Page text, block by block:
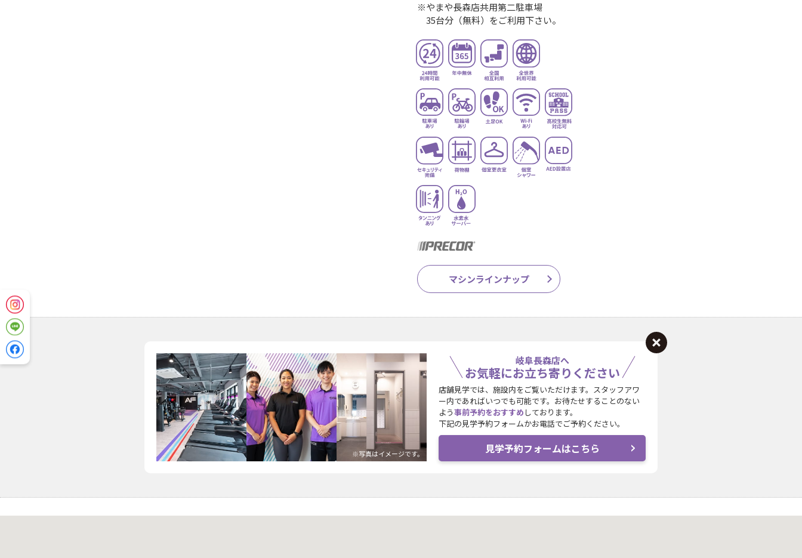
※やまや長森店共用第二駐車場
35台分（無料）をご利用下さい。
マシンラインナップ
岐阜長森店へ
お気軽にお立ち寄りください
※写真はイメージです。
店舗見学では、施設内をご覧いただけます。スタッフアワ
ー内であればいつでも可能です。お待たせすることのない
よう事前予約をおすすめ しております。
下記の見学予約フォームかお電話でご予約ください。
見学予約フォームはこちら